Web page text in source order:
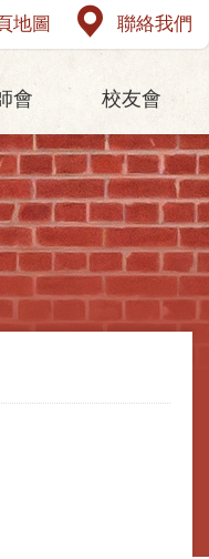
地圖 聯絡我們
會 校友會